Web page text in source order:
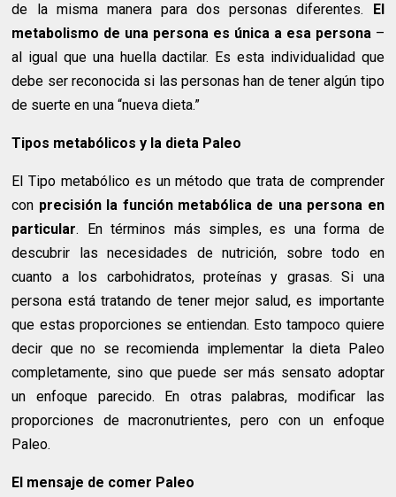
de la misma manera para dos personas diferentes. El
metabolismo de una persona es única a esa persona–
al igual que una huella dactilar. Es esta individualidad que
debe ser reconocida si las personas han de tener algún tipo
de suerte en una “nueva dieta.”
Tipos metabólicos y la dieta Paleo
El Tipo metabólico es un método que trata de comprender
con precisión la función metabólica de una persona en
particular. En términos más simples, es una forma de
descubrir las necesidades de nutrición, sobre todo en
cuanto a los carbohidratos, proteínas y grasas. Si una
persona está tratando de tener mejor salud, es importante
que estas proporciones se entiendan. Esto tampoco quiere
decir que no se recomienda implementar la dieta Paleo
completamente, sino que puede ser más sensato adoptar
un enfoque parecido. En otras palabras, modificar las
proporciones de macronutrientes, pero con un enfoque
Paleo.
El mensaje de comer Paleo